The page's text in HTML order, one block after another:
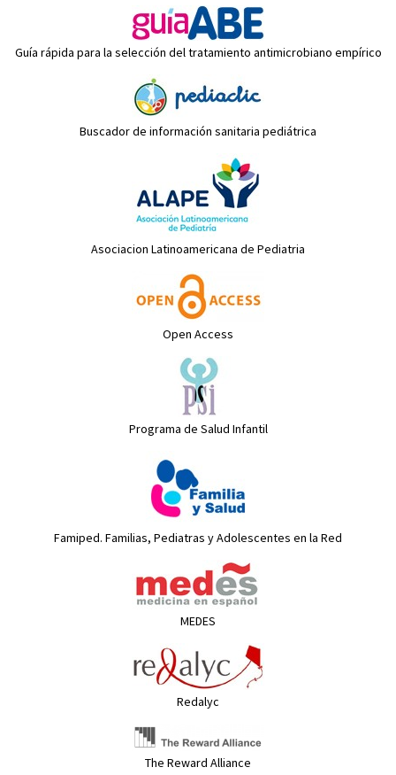
Guía rápida para la selección del tratamiento antimicrobiano empírico
Buscador de información sanitaria pediátrica
Asociacion Latinoamericana de Pediatria
Open Access
Programa de Salud Infantil
Famiped. Familias, Pediatras y Adolescentes en la Red
MEDES
Redalyc
The Reward Alliance